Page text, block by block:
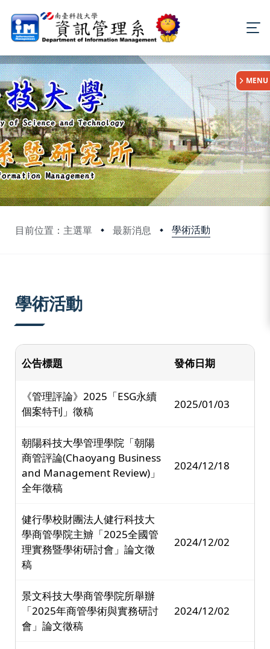
目前位置：主選單 最新消息 學術活動
:::
MENU
學術活動
公告標題 發佈日期
《管理評論》2025「ESG永續
個案特刊」徵稿
2025/01/03
朝陽科技大學管理學院「朝陽
商管評論(Chaoyang Business
and Management Review)」
全年徵稿
2024/12/18
健行學校財團法人健行科技大
學商管學院主辧「2025全國管
理實務暨學術研討會」論文徵
稿
2024/12/02
景文科技大學商管學院所舉辦
「2025年商管學術與實務研討
會」論文徵稿
2024/12/02